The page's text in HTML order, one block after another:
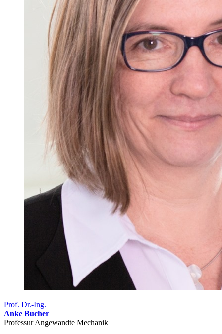
Prof. Dr.-Ing.
Anke Bucher
Professur Angewandte Mechanik